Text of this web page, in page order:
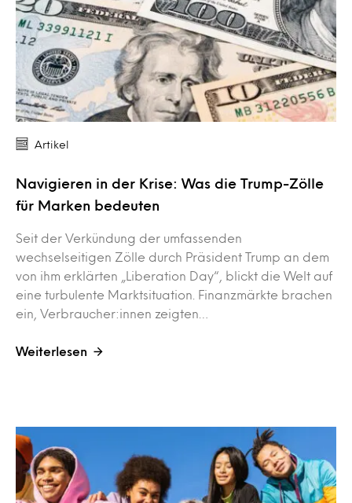
Artikel
Navigieren in der Krise: Was die Trump-Zölle
für Marken bedeuten
Seit der Verkündung der umfassenden
wechselseitigen Zölle durch Präsident Trump an dem
von ihm erklärten „Liberation Day“, blickt die Welt auf
eine turbulente Marktsituation. Finanzmärkte brachen
ein, Verbraucher:innen zeigten…
Weiterlesen